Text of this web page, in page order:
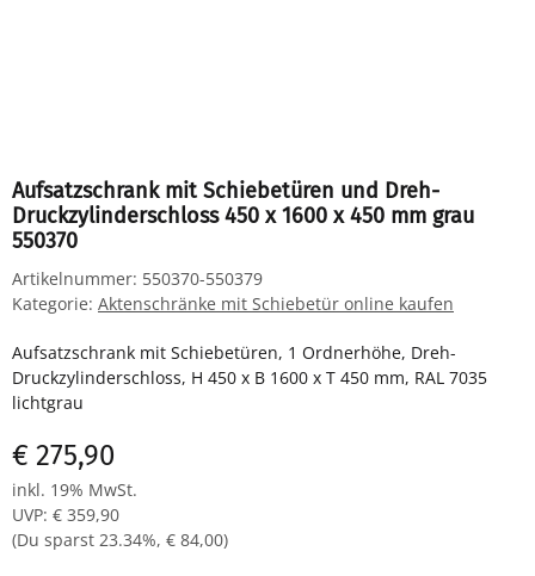
Aufsatzschrank mit Schiebetüren und Dreh-
Druckzylinderschloss 450 x 1600 x 450 mm grau
550370
Artikelnummer: 550370-550379
Kategorie: Aktenschränke mit Schiebetür online kaufen
Aufsatzschrank mit Schiebetüren, 1 Ordnerhöhe, Dreh-
Druckzylinderschloss, H 450 x B 1600 x T 450 mm, RAL 7035
lichtgrau
€ 275,90
inkl. 19% MwSt.
UVP: € 359,90
(Du sparst 23.34%, € 84,00)